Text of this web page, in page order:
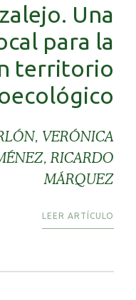
Una
para la
territorio
VERÓNICA
RICARDO
MÁRQUEZ
LEER ARTÍCULO